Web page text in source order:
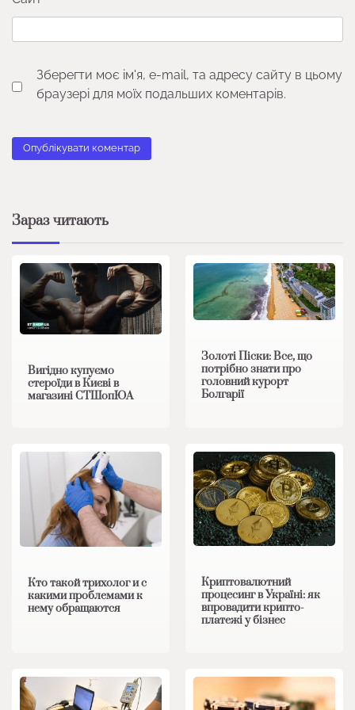
Зберегти моє ім'я, e-mail, та адресу сайту в цьому
браузері для моїх подальших коментарів.
Зараз читають
Вигідно купуємо
стероїди в Києві в
магазині СТШопЮА
Золоті Піски: Все, що
потрібно знати про
головний курорт
Болгарії
Кто такой трихолог и с
какими проблемами к
нему обращаются
Криптовалютний
процесинг в Україні: як
впровадити крипто-
платежі у бізнес